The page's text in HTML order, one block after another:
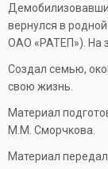
вернулся в
ОАО «РАТЕП»). На
Создал семью,
свою жизнь.
Материал
М.М. Сморчкова.
Материал